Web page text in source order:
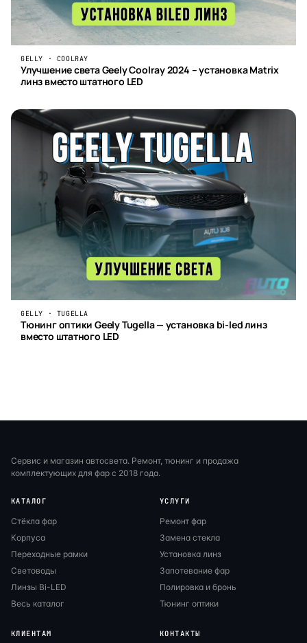
GELLY · COOLRAY
Улучшение света Geely Coolray 2024 – установка Matrix
линз вместо штатного LED
GELLY · TUGELLA
Тюнинг оптики Geely Tugella — установка bi-led линз
вместо штатного LED
Сервис и магазин автосвета. Ремонт, тюнинг и продажа
комплектующих для фар с 2018 года.
КАТАЛОГ
Стёкла фар
Корпуса
Переходные рамки
Световоды
Линзы Bi-LED
Весь каталог
УСЛУГИ
Ремонт фар
Замена стекла
Установка линз
Запотевание фар
Полировка и бронь
Тюнинг оптики
КЛИЕНТАМ КОНТАКТЫ